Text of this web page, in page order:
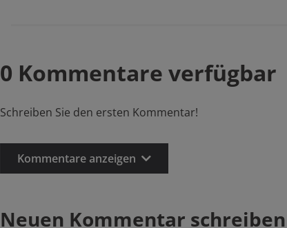
0 Kommentare verfügbar
Schreiben Sie den ersten Kommentar!
Kommentare anzeigen
Neuen Kommentar schreiben